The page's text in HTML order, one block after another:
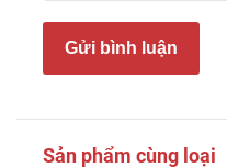
Gửi bình luận
Sản phẩm cùng loại